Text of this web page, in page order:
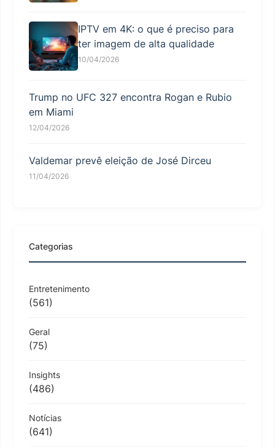
IPTV em 4K: o que é preciso para
ter imagem de alta qualidade
10/04/2026
Trump no UFC 327 encontra Rogan e Rubio
em Miami
12/04/2026
Valdemar prevê eleição de José Dirceu
11/04/2026
Categorias
Entretenimento
(561)
Geral
(75)
Insights
(486)
Notícias
(641)